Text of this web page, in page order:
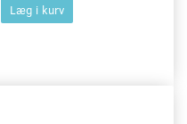
Læg i kurv